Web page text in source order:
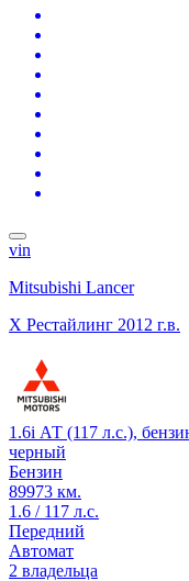
vin
Mitsubishi Lancer
X Рестайлинг 2012 г.в.
1.6i АТ (117 л.с.),
черный
Бензин
89973 км.
1.6 / 117 л.с.
Передний
Автомат
2 владельца